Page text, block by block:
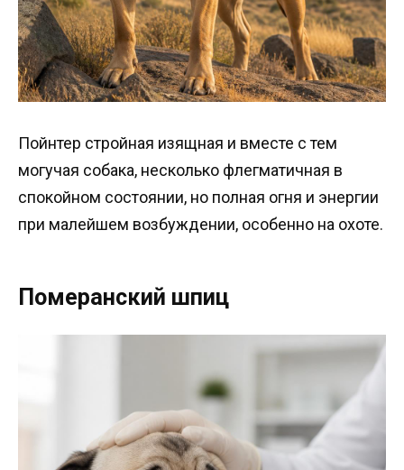
Пойнтер стройная изящная и вместе с тем
могучая собака, несколько флегматичная в
спокойном состоянии, но полная огня и энергии
при малейшем возбуждении, особенно на охоте.
Померанский шпиц